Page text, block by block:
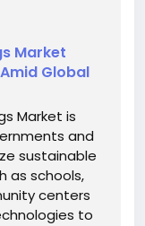
Market
Global
Market is
and
sustainable
as schools,
centers
to